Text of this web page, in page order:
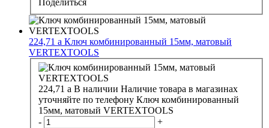
224,71 a Ключ комбинированный 15мм, матовый
VERTEXTOOLS
224,71 a В наличии Наличие товара в магазинах
уточняйте по телефону Ключ комбинированный
15мм, матовый VERTEXTOOLS
-
+